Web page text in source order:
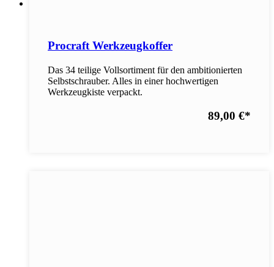
Procraft Werkzeugkoffer
Das 34 teilige Vollsortiment für den ambitionierten
Selbstschrauber. Alles in einer hochwertigen
Werkzeugkiste verpackt.
89,00 €*